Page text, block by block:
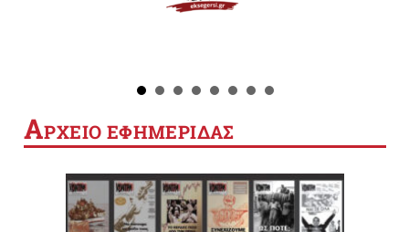
ΑΡΧΕΙΟ ΕΦΗΜΕΡΙΔΑΣ